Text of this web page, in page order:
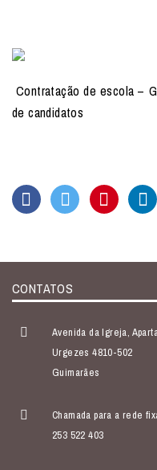
Contratação de escola –
de candidatos
CONTATOS
Avenida da Igreja,
Urgezes 4810-502
Guimarães
Chamada para a rede
253 522 403